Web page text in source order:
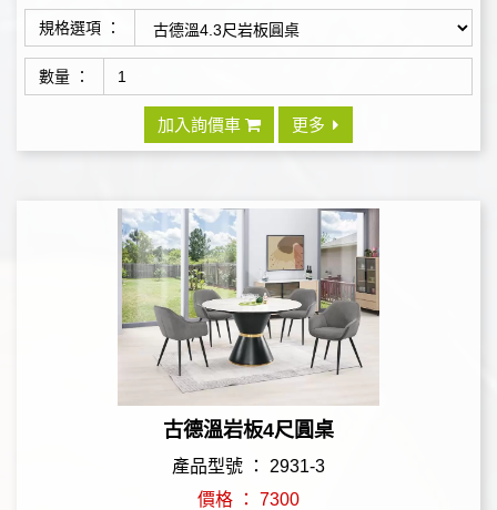
規格選項 ：
數量 ：
加入詢價車 更多
古德溫岩板4尺圓桌
產品型號 ： 2931-3
價格 ： 7300